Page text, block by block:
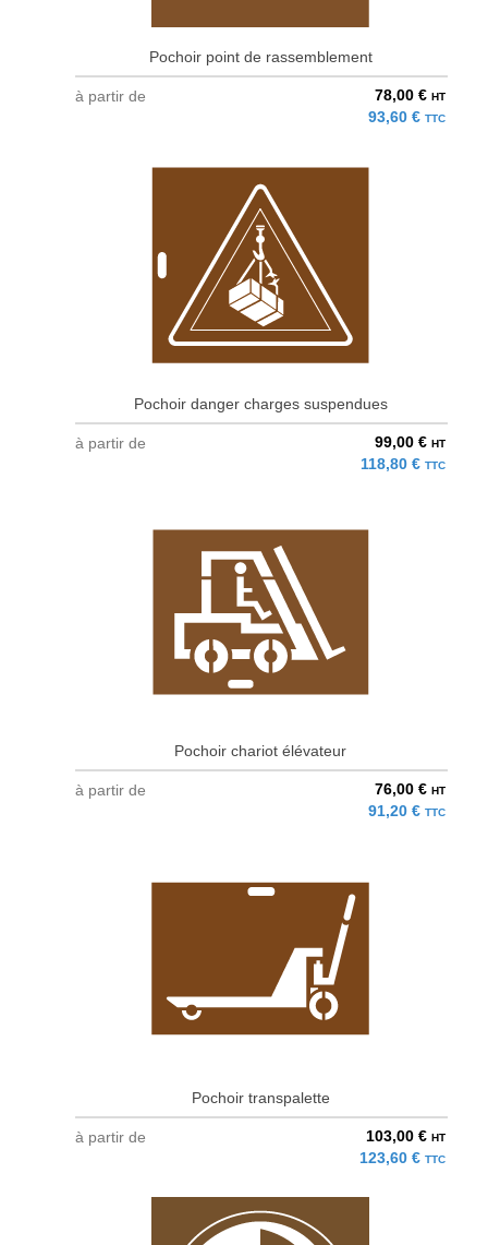
Pochoir point de rassemblement
à partir de 78,00 € HT
93,60 € TTC
Pochoir danger charges suspendues
à partir de 99,00 € HT
118,80 € TTC
Pochoir chariot élévateur
à partir de 76,00 € HT
91,20 € TTC
Pochoir transpalette
à partir de 103,00 € HT
123,60 € TTC